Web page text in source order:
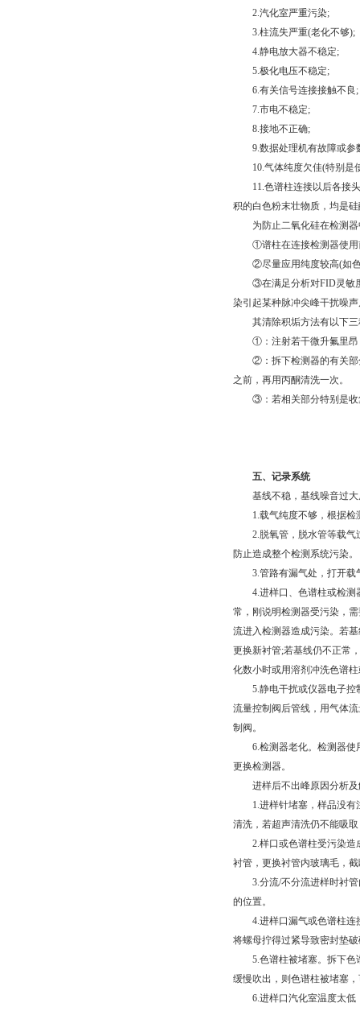
2.汽化室严重污染;
3.柱流失严重(老化不够);
4.静电放大器不稳定;
5.极化电压不稳定;
6.有关信号连接接触不良;
7.市电不稳定;
8.接地不正确;
9.数据处理机有故障或参
10.气体纯度欠佳(特别是
11.色谱柱连接以后各接头
积的白色粉末壮物质，均是
为防止二氧化硅在检测器
①谱柱在连接检测器使用
②尽量应用纯度较高(如色
③在满足分析对FID灵敏度
染引起某种脉冲尖峰干扰噪
其清除积垢方法有以下三
①：注射若干微升氟里昂，
②：拆下检测器的有关部分
之前，再用丙酮清洗一次。
③：若相关部分特别是收集
五、记录系统
基线不稳，基线噪音过大
1.载气纯度不够，根据检
2.脱氧管，脱水管等载气过
防止造成整个检测系统污染。
3.管路有漏气处，打开载
4.进样口、色谱柱或检测
常，刚说明检测器受污染，
流进入检测器造成污染。若
更换新衬管;若基线仍不正常
化数小时或用溶剂冲洗色谱
5.静电干扰或仪器电子控制
流量控制阀后管线，用气体
制阀。
6.检测器老化。检测器使用
更换检测器。
进样后不出峰原因分析及
1.进样针堵塞，样品没有注
清洗，若超声清洗仍不能吸
2.样口或色谱柱受污染造成
衬管，更换衬管内玻璃毛，
3.分流/不分流进样时衬管
的位置。
4.进样口漏气或色谱柱连接
将螺母拧得过紧导致密封垫
5.色谱柱被堵塞。拆下色谱
缓慢吹出，则色谱柱被堵塞
6.进样口汽化室温度太低